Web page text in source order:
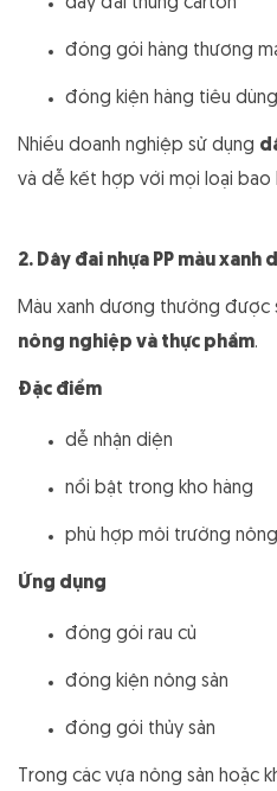
dây đai thùng carton
đóng gói hàng thương
đóng kiện hàng tiêu dùng
Nhiều doanh nghiệp sử dụng
và dễ kết hợp với mọi loại bao
2. Dây đai nhựa PP màu xanh
Màu xanh dương thường được
nông nghiệp và thực phẩm.
Đặc điểm
dễ nhận diện
nổi bật trong kho hàng
phù hợp môi trường
Ứng dụng
đóng gói rau củ
đóng kiện nông sản
đóng gói thủy sản
Trong các vựa nông sản hoặc